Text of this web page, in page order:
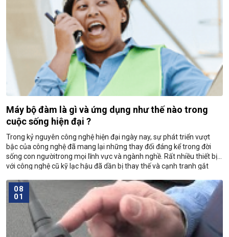
Máy bộ đàm là gì và ứng dụng như thế nào trong
cuộc sống hiện đại ?
Trong kỷ nguyên công nghệ hiện đại ngày nay, sự phát triển vượt
bậc của công nghệ đã mang lại những thay đổi đáng kể trong đời
sống con ngườitrong mọi lĩnh vực và ngành nghề. Rất nhiều thiết bị
với công nghệ cũ kỹ lạc hậu đã dần bị thay thế và cạnh tranh gắt
08
01